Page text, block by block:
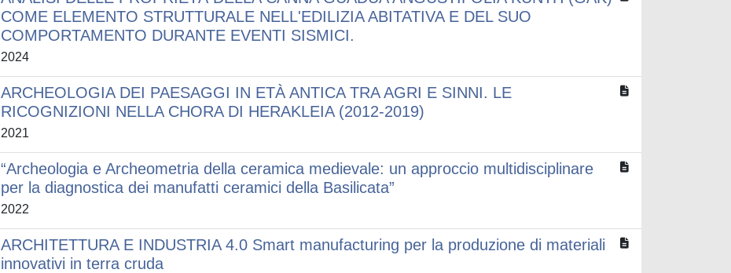
COME ELEMENTO STRUTTURALE NELL'EDILIZIA ABITATIVA E DEL SUO
COMPORTAMENTO DURANTE EVENTI SISMICI.
2024
ARCHEOLOGIA DEI PAESAGGI IN ETÀ ANTICA TRA AGRI E SINNI. LE
RICOGNIZIONI NELLA CHORA DI HERAKLEIA (2012-2019)
2021
“Archeologia e Archeometria della ceramica medievale: un approccio multidisciplinare
per la diagnostica dei manufatti ceramici della Basilicata”
2022
ARCHITETTURA E INDUSTRIA 4.0 Smart manufacturing per la produzione di materiali
innovativi in terra cruda